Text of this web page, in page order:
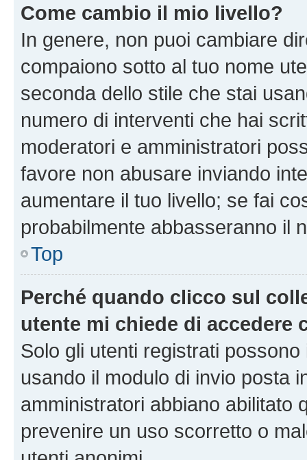
Come cambio il mio livello?
In genere, non puoi cambiare
compaiono sotto al tuo nome
seconda dello stile che stai
numero di interventi che hai
moderatori e amministratori
favore non abusare inviando
aumentare il tuo livello; se fai
probabilmente abbasseranno il
Top
Perché quando clicco sul
utente mi chiede di accedere
Solo gli utenti registrati
usando il modulo di invio posta
amministratori abbiano abilitato
prevenire un uso scorretto o